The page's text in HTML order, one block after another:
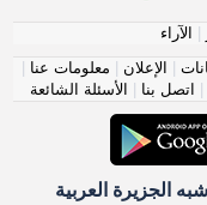
الآراء
الإعلان معلومات عنا
اتصل بنا الأسئلة الشائعة
الجزيرة العربية